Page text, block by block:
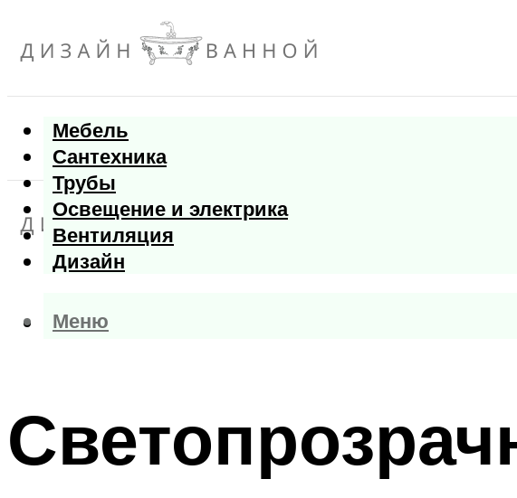
Мебель
Сантехника
Трубы
Освещение и электрика
Вентиляция
Дизайн
Меню
Меню